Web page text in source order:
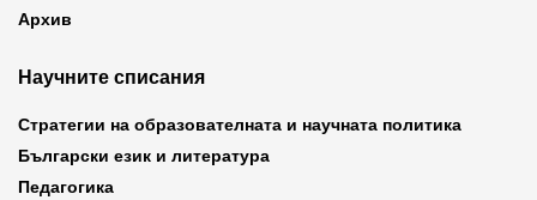
Архив
Научните списания
Стратегии на образователната и научната политика
Български език и литература
Педагогика